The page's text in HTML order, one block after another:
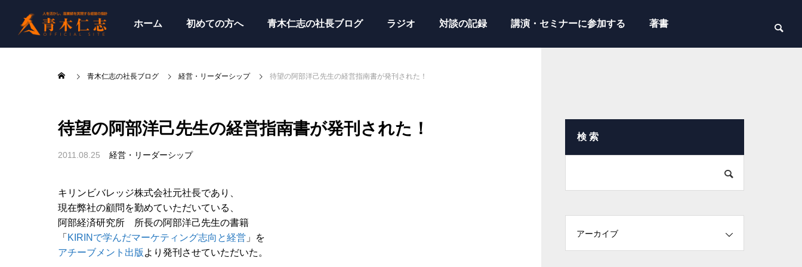
ホーム 初めての方へ 青木仁志の社長ブログ ラジオ 対談の記録 講演・セミナーに参加する 著書
青木仁志の社長ブログ 経営・リーダーシップ 待望の阿部洋己先生の経営指南書が発刊された！
待望の阿部洋己先生の経営指南書が発刊された！
2011.08.25 経営・リーダーシップ
キリンビバレッジ株式会社元社長であり、
現在弊社の顧問を勤めていただいている、
阿部経済研究所 所長の阿部洋己先生の書籍
「 KIRINで学んだマーケティング志向と経営 」を
アチーブメント出版 より発刊させていただいた。
検 索
アーカイブ